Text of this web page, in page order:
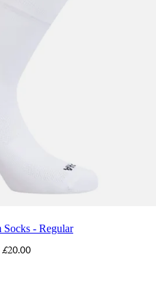
Socks - Regular
£20.00